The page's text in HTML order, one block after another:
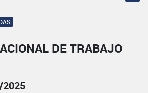
DE TRABAJO
2025